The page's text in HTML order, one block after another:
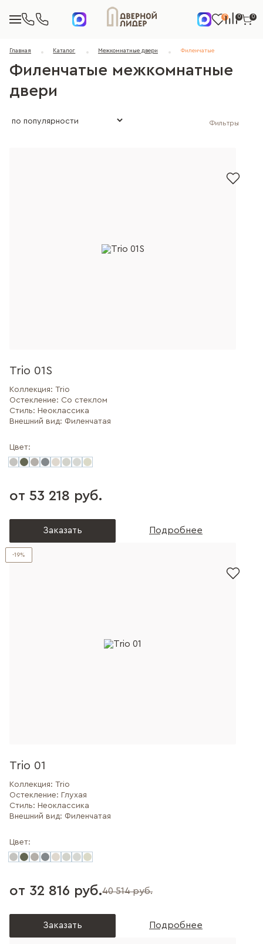
0 0 0
Главная Каталог Межкомнатные двери Филенчатые
Филенчатые межкомнатные
двери
Фильтры
Trio 01S
Коллекция: Trio
Остекление: Со стеклом
Стиль: Неоклассика
Внешний вид: Филенчатая
Цвет:
от 53 218 руб.
Заказать Подробнее
-19%
Trio 01
Коллекция: Trio
Остекление: Глухая
Стиль: Неоклассика
Внешний вид: Филенчатая
Цвет:
от 32 816 руб.40 514 руб.
Заказать Подробнее